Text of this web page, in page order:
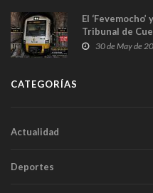
El
Tribunal de
sobrecoste de
30 de May de
CATEGORÍAS
Actualidad
Deportes